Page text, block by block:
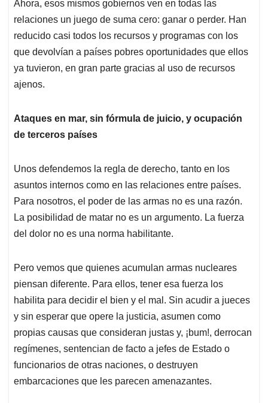
Ahora, esos mismos gobiernos ven en todas las
relaciones un juego de suma cero: ganar o perder. Han
reducido casi todos los recursos y programas con los
que devolvían a países pobres oportunidades que ellos
ya tuvieron, en gran parte gracias al uso de recursos
ajenos.
Ataques en mar, sin fórmula de juicio, y ocupación
de terceros países
Unos defendemos la regla de derecho, tanto en los
asuntos internos como en las relaciones entre países.
Para nosotros, el poder de las armas no es una razón.
La posibilidad de matar no es un argumento. La fuerza
del dolor no es una norma habilitante.
Pero vemos que quienes acumulan armas nucleares
piensan diferente. Para ellos, tener esa fuerza los
habilita para decidir el bien y el mal. Sin acudir a jueces
y sin esperar que opere la justicia, asumen como
propias causas que consideran justas y, ¡bum!, derrocan
regímenes, sentencian de facto a jefes de Estado o
funcionarios de otras naciones, o destruyen
embarcaciones que les parecen amenazantes.